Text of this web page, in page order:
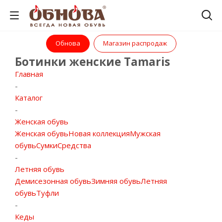
Обнова Магазин распродаж
Ботинки женские Tamaris
Главная
-
Каталог
-
Женская обувь
Женская обувьНовая коллекцияМужская
обувьСумкиСредства
-
Летняя обувь
Демисезонная обувьЗимняя обувьЛетняя
обувьТуфли
-
Кеды